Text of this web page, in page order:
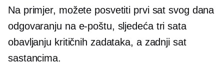
Na primjer, možete posvetiti prvi sat svog dana
odgovaranju na e-poštu, sljedeća tri sata
obavljanju kritičnih zadataka, a zadnji sat
sastancima.